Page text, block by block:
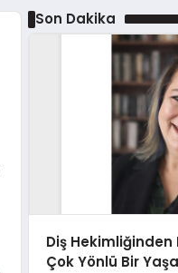
Son Dakika
Diş
Çok Yönlü Bir